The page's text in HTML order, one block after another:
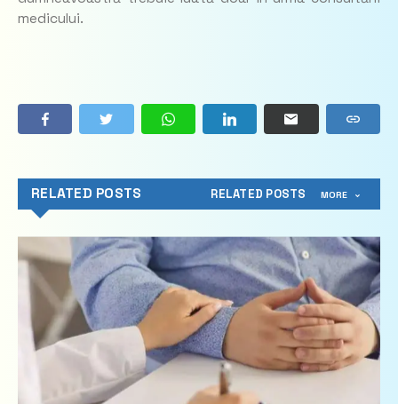
medicului.
RELATED POSTS RELATED POSTS MORE